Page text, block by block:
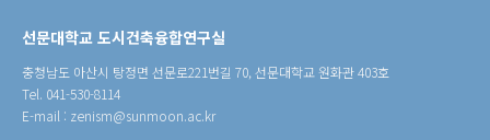
선문대학교 도시건축융합연구실
충청남도 아산시 탕정면 선문로221번길 70, 선문대학교 원화관 403호
Tel. 041-530-8114
E-mail : zenism@sunmoon.ac.kr